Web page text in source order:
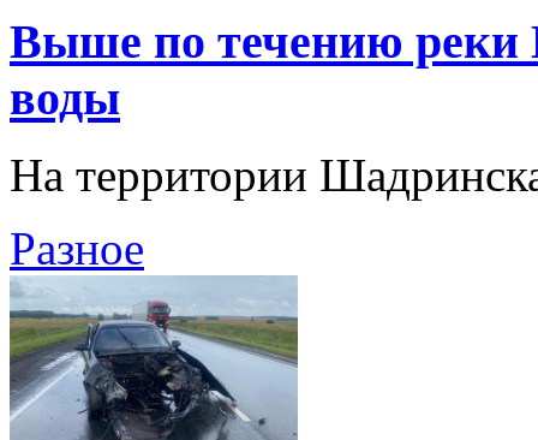
Выше по течению реки
воды
На территории
Разное